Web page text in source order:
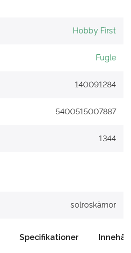
Hobby First
Fugle
140091284
5400515007887
1344
solroskärnor
Specifikationer Innehåll